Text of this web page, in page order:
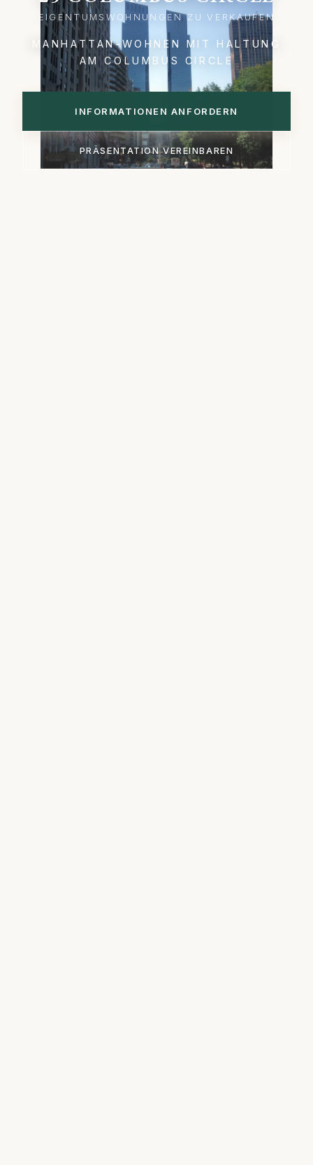
EIGENTUMSWOHNUNGEN ZU VERKAUFEN
MANHATTAN-WOHNEN MIT HALTUNG
AM COLUMBUS CIRCLE
INFORMATIONEN ANFORDERN
PRÄSENTATION VEREINBAREN